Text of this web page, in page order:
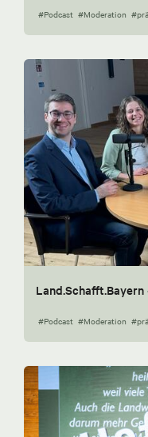
#Podcast #Moderation
#Podcast #Moderation